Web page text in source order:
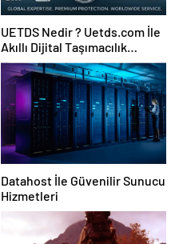
UETDS Nedir ? Uetds.com İle
Akıllı Dijital Taşımacılık
Yazılımı
Datahost İle Güvenilir Sunucu
Hizmetleri